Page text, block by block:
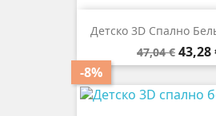
Детско 3D Спално
Редовна
цена
47,04 €
-8%
Цена
43,28